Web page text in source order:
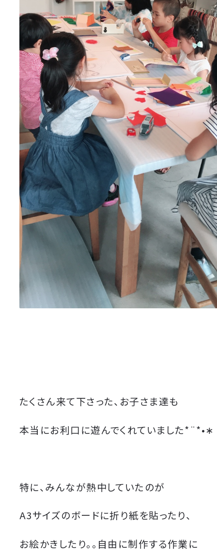
たくさん来て下さった、お子さま達も
本当にお利口に遊んでくれていました*¨*•∗
特に、みんなが熱中していたのが
A3サイズのボードに折り紙を貼ったり、
お絵かきしたり。。自由に制作する作業に